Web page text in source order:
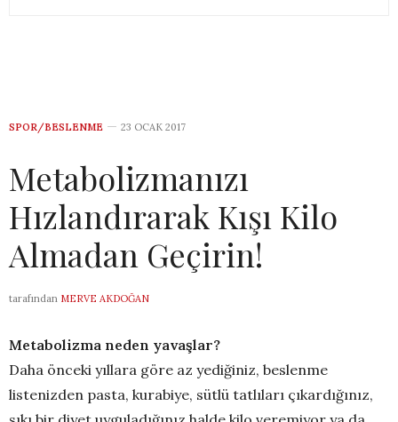
SPOR/BESLENME 23 OCAK 2017
Metabolizmanızı
Hızlandırarak Kışı Kilo
Almadan Geçirin!
tarafından MERVE AKDOĞAN
Metabolizma neden yavaşlar?
Daha önceki yıllara göre az yediğiniz, beslenme
listenizden pasta, kurabiye, sütlü tatlıları çıkardığınız,